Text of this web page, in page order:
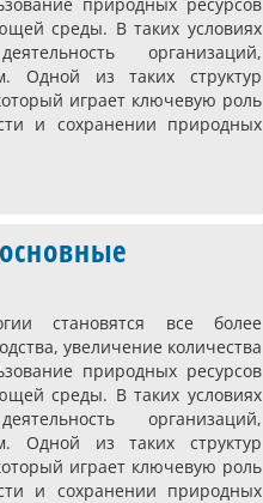
среды. В таких условиях
организаций,
Одной из таких структур
играет ключевую роль
и сохранении природных
становятся все более
увеличение количества
природных ресурсов
среды. В таких условиях
организаций,
Одной из таких структур
играет ключевую роль
и сохранении природных